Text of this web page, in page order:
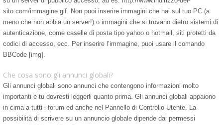
sito.com/immagine.gif. Non puoi inserire immagini che hai sul tuo PC (a
meno che non abbia un server!) o immagini che si trovano dietro sistemi di
autenticazione, come caselle di posta tipo yahoo o hotmail, siti protetti da
codici di accesso, ecc. Per inserire l’immagine, puoi usare il comando
BBCode [img].
Che cosa sono gli annunci globali?
Gli annunci globali sono annunci che contengono informazioni molto
importanti e tu dovresti leggerli quanto prima. Gli annunci globali appaiono
in cima a tutti i forum ed anche nel Pannello di Controllo Utente. La
possibilità di scrivere su un annuncio globale dipende dai permessi